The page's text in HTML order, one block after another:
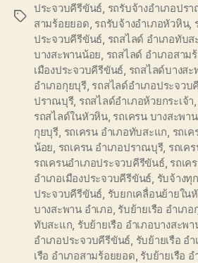
Tags
ประจวบคีรีขันธ์ รถรับจ้างอำเภอปร
สามร้อยยอด รถรับจ้างอำเภอหัวหิน,
ประจวบคีรีขันธ์ รถสไลด์ อำเภอทับส
บางสะพานน้อย รถสไลด์ อำเภอสาม
เมืองประจวบคีรีขันธ์ รถสไลด์บางสะ
อำเภอกุยบุรี, รถสไลด์อำเภอประจวบ
ปราณบุรี, รถสไลด์อำเภอห้วยกระเจ้า
รถสไลด์ในหัวหิน, รถเครน บางสะพา
กุยบุรี รถเครน อำเภอทับสะแก รถเ
น้อย รถเครน อำเภอปราณบุรี, รถเค
รถเครนอำเภอประจวบคีรีขันธ์, รถเค
อำเภอเมืองประจวบคีรีขันธ์ รับจ้างทุ
ประจวบคีรีขันธ์ รับยกเคลื่อนย้ายใน
บางสะพาน อำเภอ รับย้ายเรือ อำเภ
ทับสะแก รับย้ายเรือ อำเภอบางสะพ
อำเภอประจวบคีรีขันธ์ รับย้ายเรือ อ
เรือ อำเภอสามร้อยยอด รับย้ายเรือ อ